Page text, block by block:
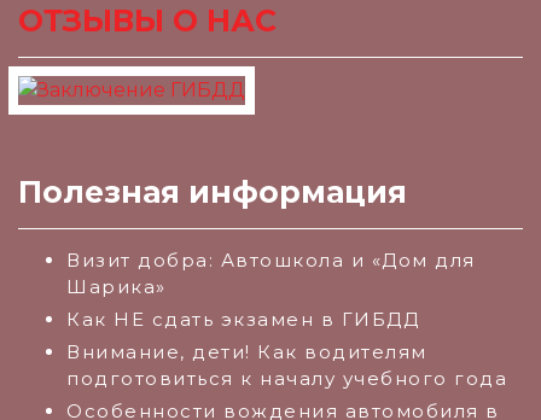
ОТЗЫВЫ О НАС
Полезная информация
Визит добра: Автошкола и «Дом для
Шарика»
Как НЕ сдать экзамен в ГИБДД
Внимание, дети! Как водителям
подготовиться к началу учебного года
Особенности вождения автомобиля в